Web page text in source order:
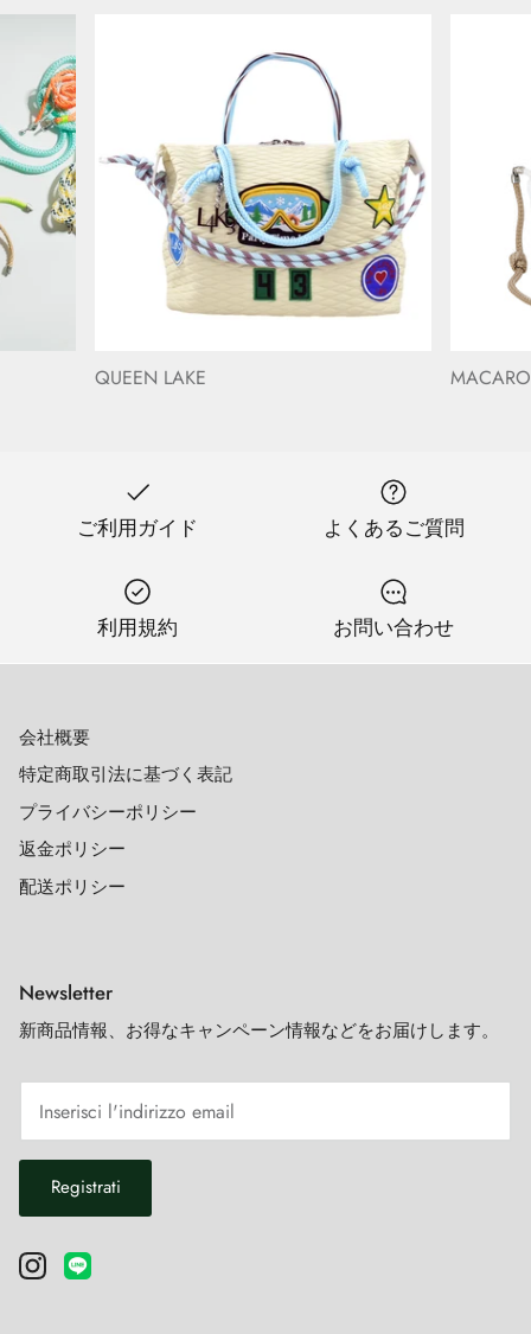
QUEEN LAKE
ご利用ガイド よくあるご質問
利用規約 お問い合わせ
会社概要
特定商取引法に基づく表記
プライバシーポリシー
返金ポリシー
配送ポリシー
Newsletter
新商品情報、お得なキャンペーン情報などをお届けします。
Registrati